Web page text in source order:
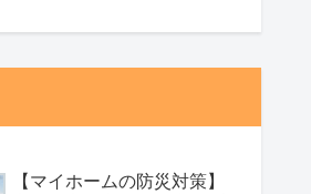
【マイホームの防災対策】